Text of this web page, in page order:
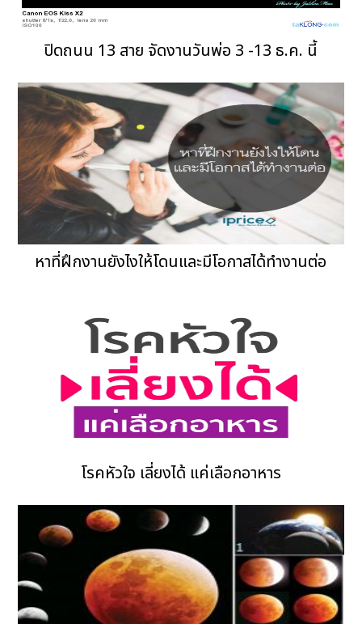
ปิดถนน 13 สาย จัดงานวันพ่อ 3 -13 ธ.ค. นี้
หาที่ฝึกงานยังไงให้โดนและมีโอกาสได้ทำงานต่อ
โรคหัวใจ เลี่ยงได้ แค่เลือกอาหาร